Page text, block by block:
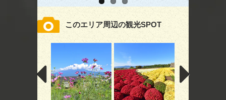
このエリア周辺の観光SPOT